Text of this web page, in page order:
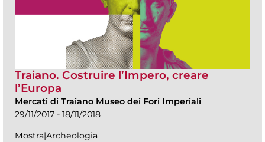
Traiano. Costruire l’Impero, creare
l’Europa
Mercati di Traiano Museo dei Fori Imperiali
29/11/2017 - 18/11/2018
Mostra|Archeologia